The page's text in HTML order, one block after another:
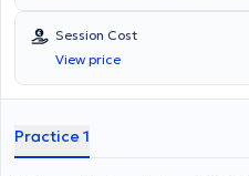
and counseling services for
over. Additionally, psychometric
personality tests (MMPI-II,
(AQ test), anxiety screening tests
therapeutic approaches such as
Session Cost
View price
Practice 1